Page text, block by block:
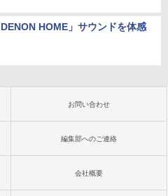
HOME」サウンドを体感
お問い合わせ
編集部へのご連絡
会社概要